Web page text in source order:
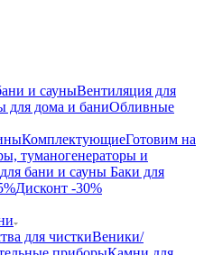
и сауныВентиляция для
для дома и баниОбливные
КомплектующиеГотовим на
туманогенераторы и
бани и сауны Баки для
Дисконт -30%
для чисткиВеники/